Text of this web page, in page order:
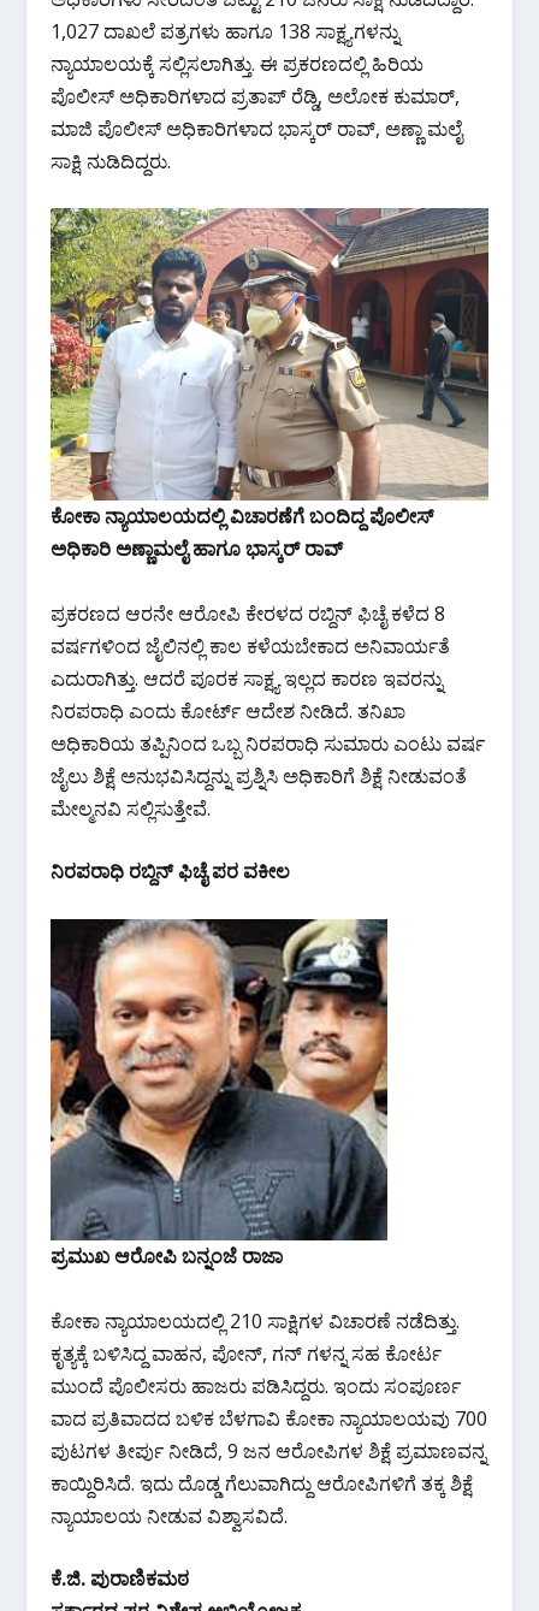
1,027 ದಾಖಲೆ ಪತ್ರಗಳು ಹಾಗೂ 138 ಸಾಕ್ಷ್ಯಗಳನ್ನು
ನ್ಯಾಯಾಲಯಕ್ಕೆ ಸಲ್ಲಿಸಲಾಗಿತ್ತು. ಈ ಪ್ರಕರಣದಲ್ಲಿ ಹಿರಿಯ
ಪೊಲೀಸ್ ಅಧಿಕಾರಿಗಳಾದ ಪ್ರತಾಪ್ ರೆಡ್ಡಿ, ಅಲೋಕ ಕುಮಾರ್,
ಮಾಜಿ ಪೊಲೀಸ್ ‌ಅಧಿಕಾರಿಗಳಾದ ಭಾಸ್ಕರ್ ರಾವ್, ಅಣ್ಣಾ ಮಲೈ
ಸಾಕ್ಷಿ ನುಡಿದಿದ್ದರು.
ಕೋಕಾ ನ್ಯಾಯಾಲಯದಲ್ಲಿ ವಿಚಾರಣೆಗೆ ಬಂದಿದ್ದ ಪೊಲೀಸ್
ಅಧಿಕಾರಿ ಅಣ್ಣಾಮಲೈ ಹಾಗೂ ಭಾಸ್ಕರ್ ರಾವ್
ಪ್ರಕರಣದ ಆರನೇ ಆರೋಪಿ ಕೇರಳದ ರಬ್ದಿನ್ ಫಿಚೈ ಕಳೆದ 8
ವರ್ಷಗಳಿಂದ ಜೈಲಿನಲ್ಲಿ ಕಾಲ ಕಳೆಯಬೇಕಾದ ಅನಿವಾರ್ಯತೆ
ಎದುರಾಗಿತ್ತು. ಆದರೆ ಪೂರಕ ಸಾಕ್ಷ್ಯ ಇಲ್ಲದ ಕಾರಣ ಇವರನ್ನು
ನಿರಪರಾಧಿ ಎಂದು ಕೋರ್ಟ್ ಆದೇಶ ನೀಡಿದೆ. ತನಿಖಾ
ಅಧಿಕಾರಿಯ ತಪ್ಪಿನಿಂದ ಒಬ್ಬ ನಿರಪರಾಧಿ ಸುಮಾರು ಎಂಟು ವರ್ಷ
ಜೈಲು ಶಿಕ್ಷೆ ಅನುಭವಿಸಿದ್ದನ್ನು ಪ್ರಶ್ನಿಸಿ ಅಧಿಕಾರಿಗೆ ಶಿಕ್ಷೆ ನೀಡುವಂತೆ
ಮೇಲ್ಮನವಿ ಸಲ್ಲಿಸುತ್ತೇವೆ.
ನಿರಪರಾಧಿ ರಬ್ದಿನ್ ಫಿಚೈ ಪರ ವಕೀಲ
ಪ್ರಮುಖ ಆರೋಪಿ ಬನ್ನಂಜೆ ರಾಜಾ
ಕೋಕಾ ನ್ಯಾಯಾಲಯದಲ್ಲಿ 210 ಸಾಕ್ಷಿಗಳ ವಿಚಾರಣೆ ನಡೆದಿತ್ತು.
ಕೃತ್ಯಕ್ಕೆ ಬಳಿಸಿದ್ದ ವಾಹನ, ಪೋನ್, ಗನ್ ಗಳನ್ನ ಸಹ ಕೋರ್ಟ
ಮುಂದೆ ಪೊಲೀಸರು ಹಾಜರು ಪಡಿಸಿದ್ದರು. ಇಂದು ಸಂಪೂರ್ಣ
ವಾದ ಪ್ರತಿವಾದದ ಬಳಿಕ ಬೆಳಗಾವಿ ಕೋಕಾ ನ್ಯಾಯಾಲಯವು 700
ಪುಟಗಳ ತೀರ್ಪು ನೀಡಿದೆ, 9 ಜನ ಆರೋಪಿಗಳ ಶಿಕ್ಷೆ ಪ್ರಮಾಣವನ್ನ
ಕಾಯ್ದಿರಿಸಿದೆ. ಇದು ದೊಡ್ಡ ಗೆಲುವಾಗಿದ್ದು ಆರೋಪಿಗಳಿಗೆ ತಕ್ಕ ಶಿಕ್ಷೆ
ನ್ಯಾಯಾಲಯ ನೀಡುವ ವಿಶ್ವಾಸವಿದೆ.
ಕೆ.ಜಿ. ಪುರಾಣಿಕಮಠ